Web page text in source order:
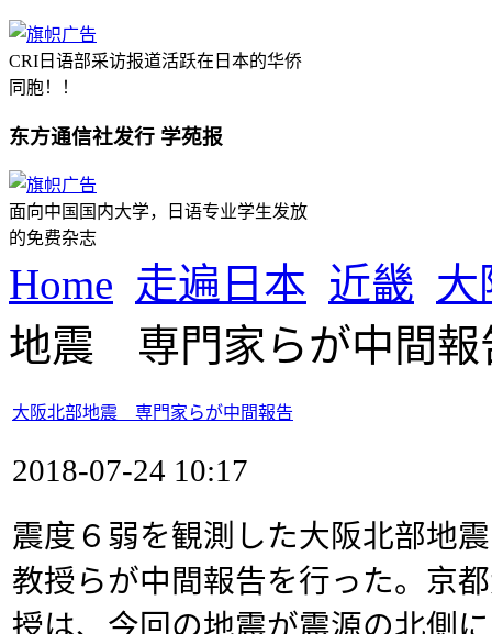
CRI日语部采访报道活跃在日本的华侨
同胞！！
东方通信社发行 学苑报
面向中国国内大学，日语专业学生发放
的免费杂志
Home 走遍日本 近畿 大
地震 専門家らが中間報
大阪北部地震 専門家らが中間報告
2018-07-24 10:17
震度６弱を観測した大阪北部地
教授らが中間報告を行った。京
授は、今回の地震が震源の北側